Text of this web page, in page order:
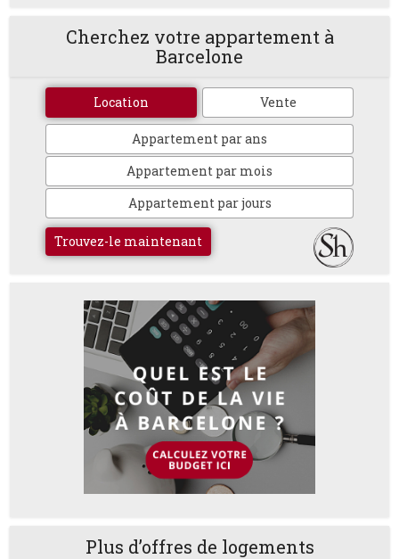
Cherchez votre appartement à
Barcelone
Location Vente
Appartement par ans
Appartement par mois
Appartement par jours
Trouvez-le maintenant
Plus d’offres de logements